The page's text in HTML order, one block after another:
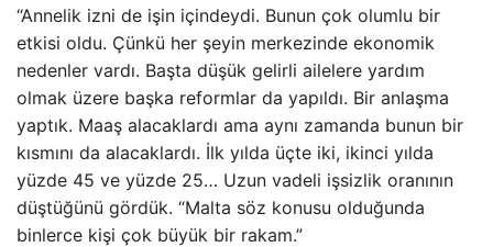
“Annelik izni de işin içindeydi. Bunun çok olumlu bir
etkisi oldu. Çünkü her şeyin merkezinde ekonomik
nedenler vardı. Başta düşük gelirli ailelere yardım
olmak üzere başka reformlar da yapıldı. Bir anlaşma
yaptık. Maaş alacaklardı ama aynı zamanda bunun bir
kısmını da alacaklardı. İlk yılda üçte iki, ikinci yılda
yüzde 45 ve yüzde 25… Uzun vadeli işsizlik oranının
düştüğünü gördük. “Malta söz konusu olduğunda
binlerce kişi çok büyük bir rakam.”